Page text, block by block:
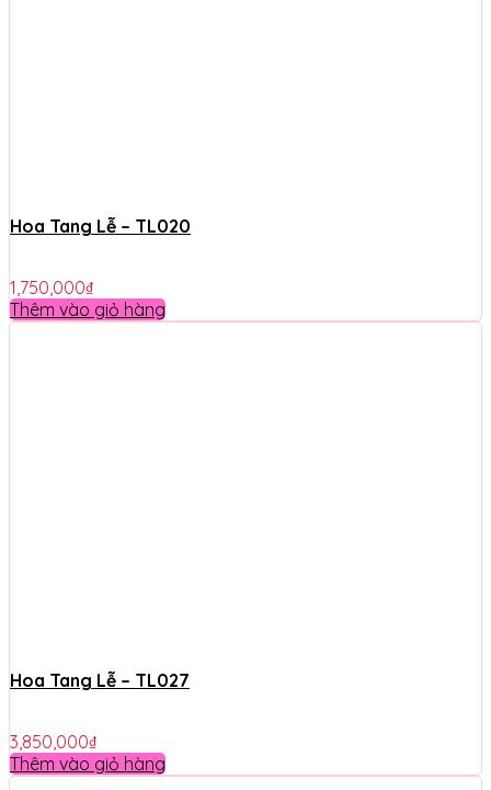
Hoa Tang Lễ – TL020
1,750,000₫
Thêm vào giỏ hàng
Hoa Tang Lễ – TL027
3,850,000₫
Thêm vào giỏ hàng